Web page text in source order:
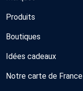
Produits
Boutiques
Idées cadeaux
Notre carte de France